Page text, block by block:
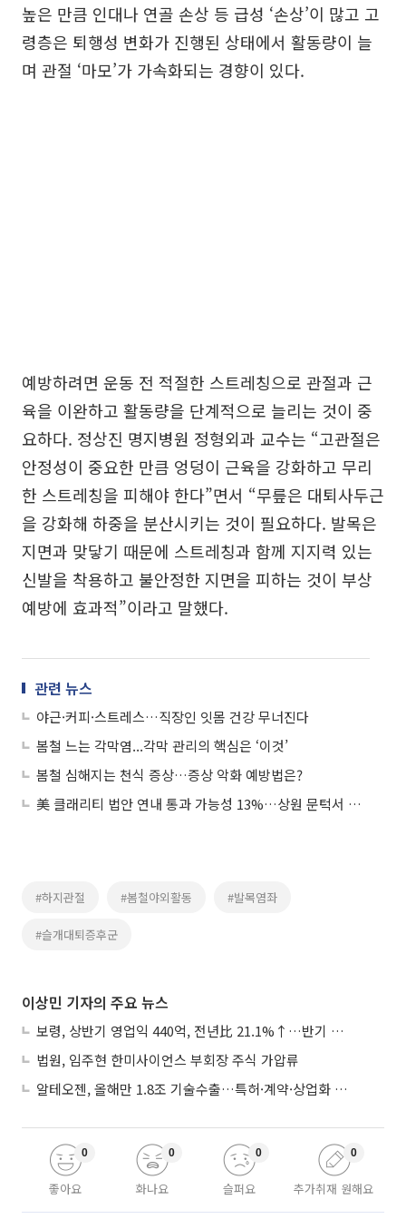
높은 만큼 인대나 연골 손상 등 급성 ‘손상’이 많고 고
령층은 퇴행성 변화가 진행된 상태에서 활동량이 늘
며 관절 ‘마모’가 가속화되는 경향이 있다.
예방하려면 운동 전 적절한 스트레칭으로 관절과 근
육을 이완하고 활동량을 단계적으로 늘리는 것이 중
요하다. 정상진 명지병원 정형외과 교수는 “고관절은
안정성이 중요한 만큼 엉덩이 근육을 강화하고 무리
한 스트레칭을 피해야 한다”면서 “무릎은 대퇴사두근
을 강화해 하중을 분산시키는 것이 필요하다. 발목은
지면과 맞닿기 때문에 스트레칭과 함께 지지력 있는
신발을 착용하고 불안정한 지면을 피하는 것이 부상
예방에 효과적”이라고 말했다.
관련 뉴스
야근·커피·스트레스…직장인 잇몸 건강 무너진다
봄철 느는 각막염...각막 관리의 핵심은 ‘이것’
봄철 심해지는 천식 증상…증상 악화 예방법은?
美 클래리티 법안 연내 통과 가능성 13%…상원 문턱서 제동
#하지관절 #봄철야외활동 #발목염좌
#슬개대퇴증후군
이상민 기자의 주요 뉴스
보령, 상반기 영업익 440억, 전년比 21.1%↑…반기 역대 최대
법원, 임주현 한미사이언스 부회장 주식 가압류
알테오젠, 올해만 1.8조 기술수출…특허·계약·상업화 ‘삼박자’
좋아요
0
화나요
0
슬퍼요
0
추가취재 원해요
0